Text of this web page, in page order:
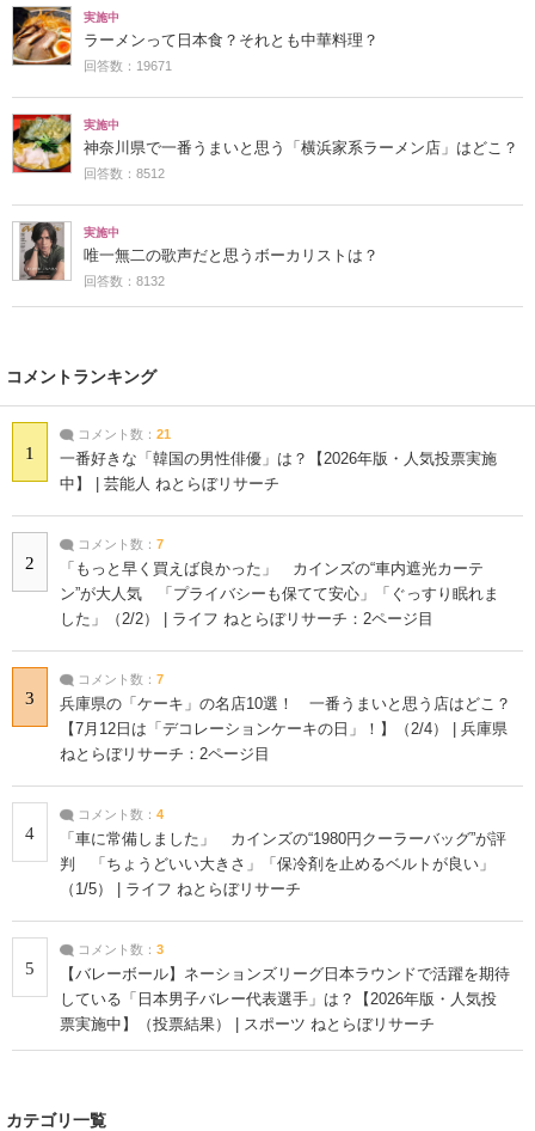
実施中
ラーメンって日本食？それとも中華料理？
回答数：19671
実施中
神奈川県で一番うまいと思う「横浜家系ラーメン店」はどこ？
回答数：8512
実施中
唯一無二の歌声だと思うボーカリストは？
回答数：8132
コメントランキング
1
コメント数： 21
一番好きな「韓国の男性俳優」は？【2026年版・人気投票実施
中】 | 芸能人 ねとらぼリサーチ
2
コメント数： 7
「もっと早く買えば良かった」 カインズの“車内遮光カーテ
ン”が大人気 「プライバシーも保てて安心」「ぐっすり眠れま
した」（2/2） | ライフ ねとらぼリサーチ：2ページ目
3
コメント数： 7
兵庫県の「ケーキ」の名店10選！ 一番うまいと思う店はどこ？
【7月12日は「デコレーションケーキの日」！】（2/4） | 兵庫県
ねとらぼリサーチ：2ページ目
4
コメント数： 4
「車に常備しました」 カインズの“1980円クーラーバッグ”が評
判 「ちょうどいい大きさ」「保冷剤を止めるベルトが良い」
（1/5） | ライフ ねとらぼリサーチ
5
コメント数： 3
【バレーボール】ネーションズリーグ日本ラウンドで活躍を期待
している「日本男子バレー代表選手」は？【2026年版・人気投
票実施中】（投票結果） | スポーツ ねとらぼリサーチ
カテゴリ一覧